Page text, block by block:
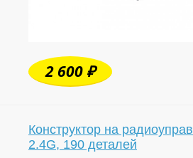
2 600 ₽
Конструктор на
2.4G, 190 деталей